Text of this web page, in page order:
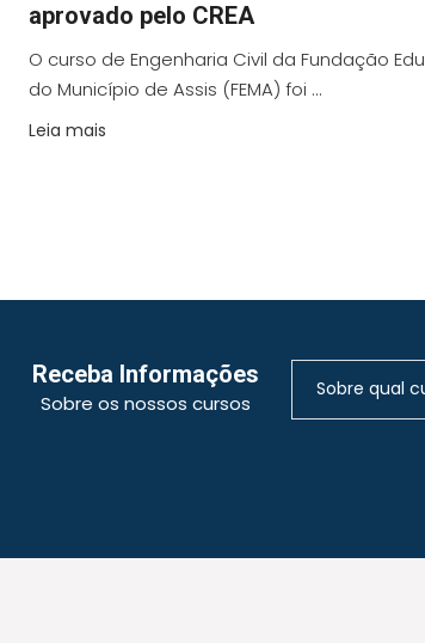
aprovado pelo CREA
O curso de Engenharia Civil da Fundação
do Município de Assis (FEMA) foi ...
Leia mais
Receba Informações
Sobre os nossos cursos